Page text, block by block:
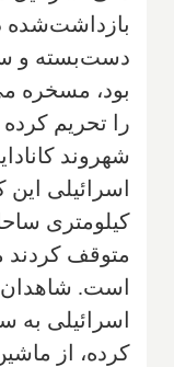
بازداشت‌شده
دست‌بسته و
بود، مسخره
شهروند
کیلومتری
متوقف کردند
است. شاهدان
اسرائیلی
کرده، از